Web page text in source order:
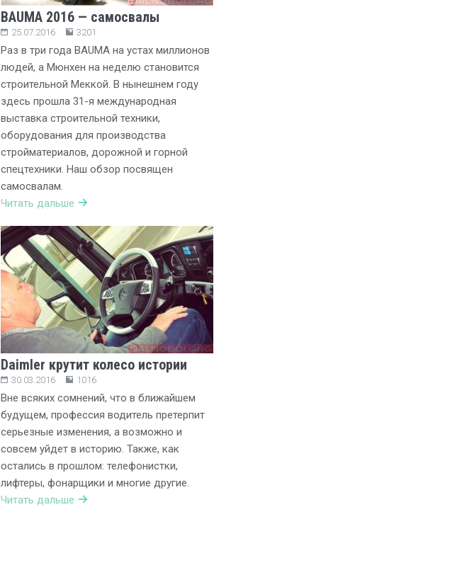
BAUMA 2016 — самосвалы
25.07.2016 3201
Раз в три года BAUMA на устах миллионов
людей, а Мюнхен на неделю становится
строительной Меккой. В нынешнем году
здесь прошла 31-я международная
выставка строительной техники,
оборудования для производства
стройматериалов, дорожной и горной
спецтехники. Наш обзор посвящен
самосвалам.
Читать дальше
Daimler крутит колесо истории
30.03.2016 1016
Вне всяких сомнений, что в ближайшем
будущем, профессия водитель претерпит
серьезные изменения, а возможно и
совсем уйдет в историю. Также, как
остались в прошлом: телефонистки,
лифтеры, фонарщики и многие другие.
Читать дальше